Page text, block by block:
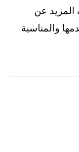
المزيد عن
والمناسبة